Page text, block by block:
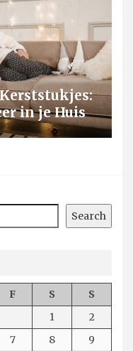
in je Huis
Search
F S
S
1
2
7 8
9